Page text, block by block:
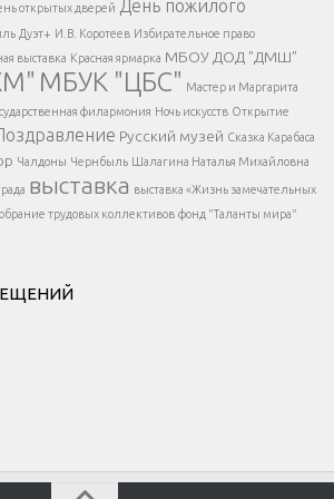
>
</div > </div >
открытых дверей День пожилого
Дуэт+ И.В. Коротеев Избирательное право
выставка Красная ярмарка МБОУ ДОД "ДМШ"
МБУК "ЦБС" Мастер и Маргарита
филармония Ночь искусств Открытие
Русский музей Сказка Карабаса
Чалдоны Чернбыль Шалагина Наталья Михайловна
выставка выставка «Жизнь замечательных
трудовых коллективов фонд "Таланты мира"